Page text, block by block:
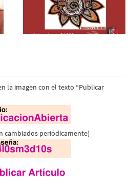
en la imagen con el texto “Publicar
cambiados periódicamente)